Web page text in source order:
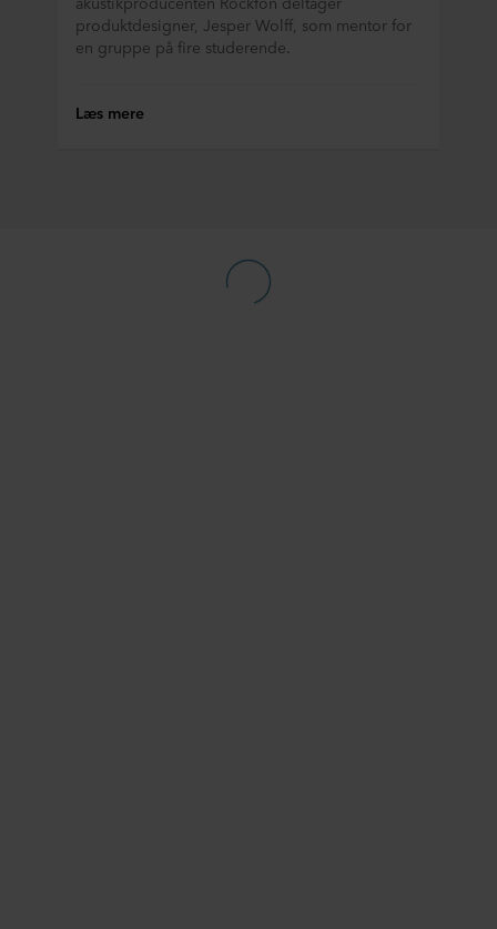
produktdesigner, Jesper Wolff, som mentor for
en gruppe på fire studerende.
Læs mere